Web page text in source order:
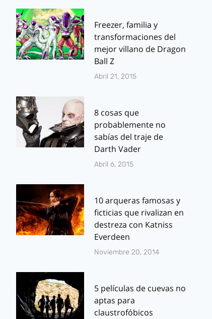
Freezer, familia y
transformaciones del
mejor villano de Dragon
Ball Z
Abril 21, 2015
8 cosas que
probablemente no
sabías del traje de
Darth Vader
Abril 6, 2015
10 arqueras famosas y
ficticias que rivalizan en
destreza con Katniss
Everdeen
Noviembre 20, 2014
5 películas de cuevas no
aptas para
claustrofóbicos